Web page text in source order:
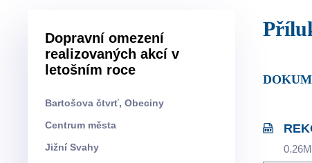
Dopravní omezení
realizovaných akcí v
letošním roce
Bartošova čtvrť, Obeciny
Centrum města
Jižní Svahy